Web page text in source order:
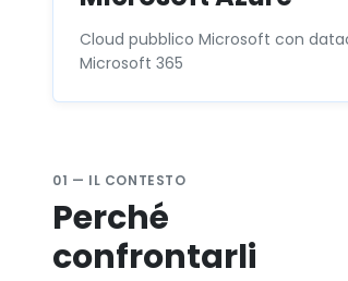
Cloud pubblico Microsoft con
Microsoft 365
01 — IL CONTESTO
Perché
confrontarli